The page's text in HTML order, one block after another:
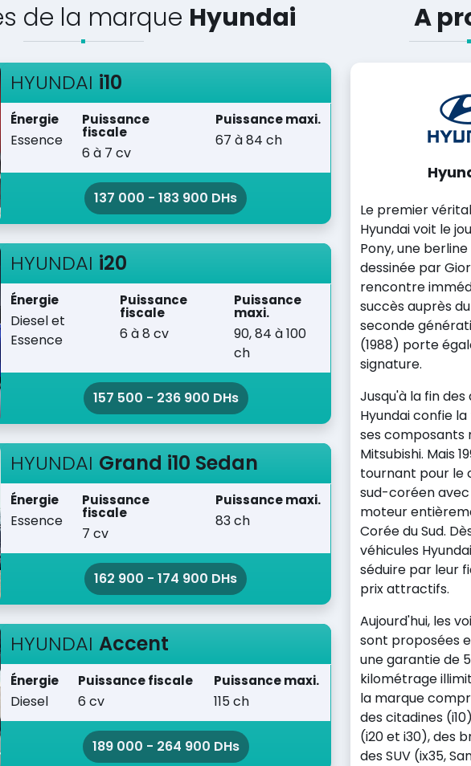
de la marque Hyundai
HYUNDAI i10
Énergie
Essence
Puissance
fiscale
6 à 7 cv
Puissance maxi.
67 à 84 ch
137 000 - 183 900 DHs
HYUNDAI i20
Énergie
Diesel et
Essence
Puissance
fiscale
6 à 8 cv
Puissance
maxi.
90, 84 à 100
ch
157 500 - 236 900 DHs
HYUNDAI Grand i10 Sedan
Énergie
Essence
Puissance
fiscale
7 cv
Puissance maxi.
83 ch
162 900 - 174 900 DHs
HYUNDAI Accent
Énergie
Diesel
Puissance fiscale
6 cv
Puissance maxi.
115 ch
189 000 - 264 900 DHs
A
Le premier
Hyundai voit le
Pony, une
dessinée par
rencontre
succès auprès
seconde
(1988) porte
signature.
Jusqu'à la fin des
Hyundai confie
ses composants
Mitsubishi. Mais
tournant pour le
sud-coréen
moteur
Corée du Sud.
véhicules
séduire par leur
prix attractifs.
Aujourd'hui, les
sont proposées
une garantie de
kilométrage
la marque
des citadines
(i20 et i30), des
des SUV (ix35,